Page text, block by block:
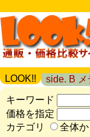
LOOK!! side. B
キーワード
価格を指定
カテゴリ
全体か